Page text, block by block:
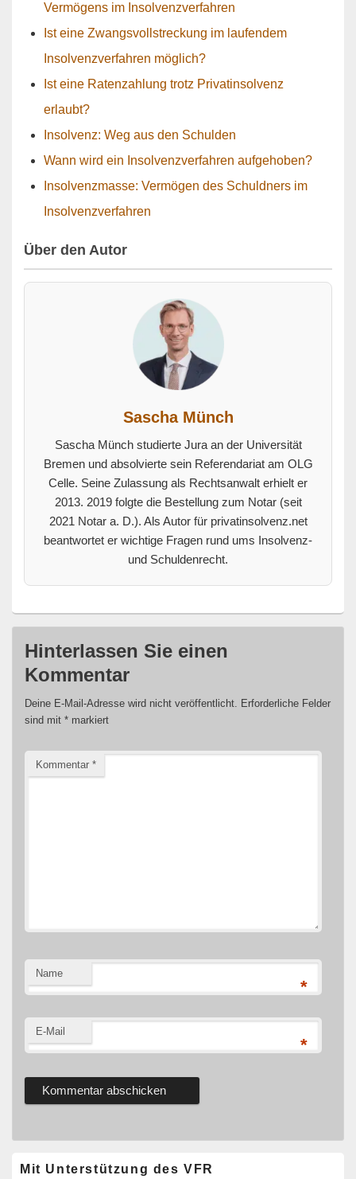
Vermögens im Insolvenzverfahren
Ist eine Zwangsvollstreckung im laufendem
Insolvenzverfahren möglich?
Ist eine Ratenzahlung trotz Privatinsolvenz
erlaubt?
Insolvenz: Weg aus den Schulden
Wann wird ein Insolvenzverfahren aufgehoben?
Insolvenzmasse: Vermögen des Schuldners im
Insolvenzverfahren
Über den Autor
Sascha Münch
Sascha Münch studierte Jura an der Universität
Bremen und absolvierte sein Referendariat am OLG
Celle. Seine Zulassung als Rechtsanwalt erhielt er
2013. 2019 folgte die Bestellung zum Notar (seit
2021 Notar a. D.). Als Autor für privatinsolvenz.net
beantwortet er wichtige Fragen rund ums Insolvenz-
und Schuldenrecht.
Hinterlassen Sie einen
Kommentar
Deine E-Mail-Adresse wird nicht veröffentlicht. Erforderliche Felder
sind mit * markiert
Kommentar *
Name
*
E-Mail
*
Seitenleisten-
Mit Unterstützung des VFR